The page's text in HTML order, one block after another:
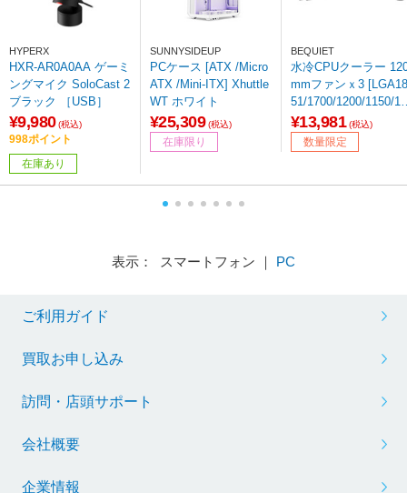
HYPERX
HXR-AR0A0AA ゲーミ
ングマイク SoloCast 2
ブラック ［USB］
¥9,980 (税込)
998ポイント
在庫あり
SUNNYSIDEUP
PCケース [ATX /Micro
ATX /Mini-ITX] Xhuttle
WT ホワイト
¥25,309 (税込)
在庫限り
BEQUIET
水冷CPUクーラー
mmファンｘ3 [LGA18
51/1700/1200/1150/11
51/1155・AM5/AM4]
URE LOOP 3 360mm
ブラック BW029EU(P
01】
¥13,981 (税込)
数量限定
表示： スマートフォン ｜ PC
ご利用ガイド
買取お申し込み
訪問・店頭サポート
会社概要
企業情報